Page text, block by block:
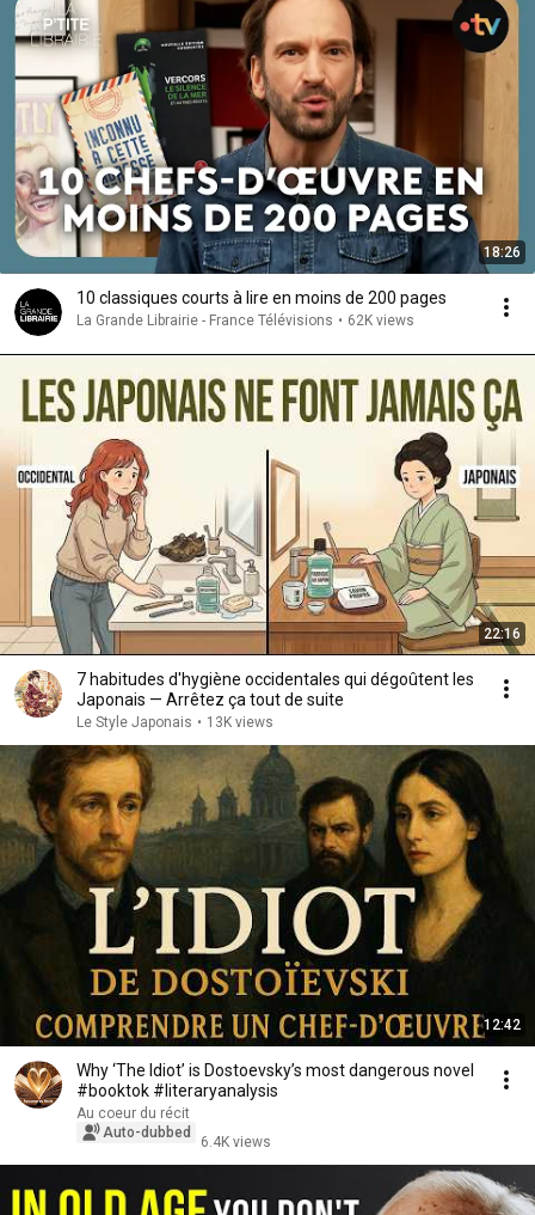
18:26
10 classiques courts à lire en moins de 200 pages
La Grande Librairie - France Télévisions • 62K views
22:16
7 habitudes d'hygiène occidentales qui dégoûtent les
Japonais — Arrêtez ça tout de suite
Le Style Japonais • 13K views
12:42
Why ‘The Idiot’ is Dostoevsky’s most dangerous novel
#booktok #literaryanalysis
Au coeur du récit
Auto-dubbed
6.4K views